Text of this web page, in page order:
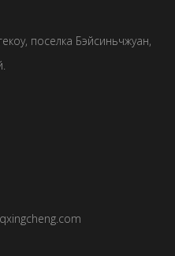
поселка Бэйсиньчжуан,